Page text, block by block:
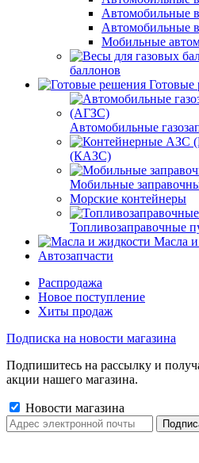
Автомобильные
Автомобильные
Мобильные
баллонов
Готовые
Автомобильные
(КАЗС)
Мобильные
Морские контейнеры
Топливозаправочные
Масла
Автозапчасти
Распродажа
Новое поступление
Хиты продаж
Подписка на новости магазина
Подпишитесь на рассылку и
акции нашего магазина.
Новости магазина